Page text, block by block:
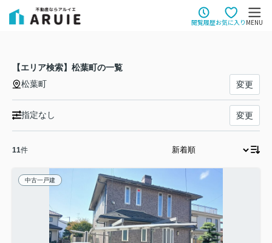
閲覧履歴お気に入り MENU
【エリア検索】松葉町の一覧
松葉町
変更
指定なし 変更
11件
中古一戸建